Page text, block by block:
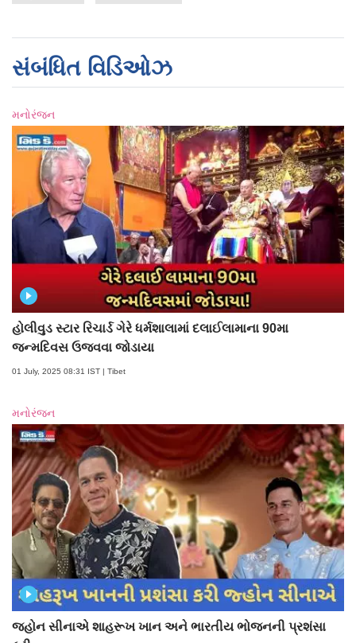
સંબંધિત વિડિઓઝ
મનોરંજન
હોલીવુડ સ્ટાર રિચાર્ડ ગેરે ધર્મશાલામાં દલાઈલામાના 90મા
જન્મદિવસ ઉજવવા જોડાયા
01 July, 2025 08:31 IST | Tibet
મનોરંજન
જ્હોન સીનાએ શાહરૂખ ખાન અને ભારતીય ભોજનની પ્રશંસા